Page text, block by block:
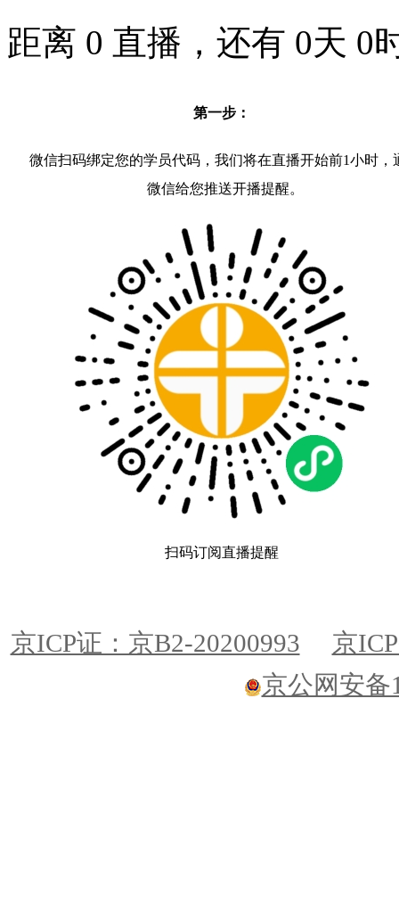
距离 0 直播，还有 0天 0
第一步：
微信扫码绑定您的学员代码，我们将在直播开始前1小时，
微信给您推送开播提醒。
扫码订阅直播提醒
京ICP证：京B2-20200993
京
京公网安备